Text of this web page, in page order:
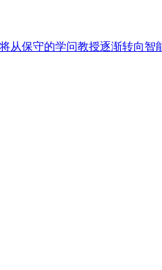
从保守的学问教授逐渐转向智